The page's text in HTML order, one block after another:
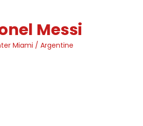
Messi
Miami / Argentine